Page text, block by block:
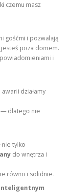
czemu masz
gośćmi i pozwalają
poza domem.
i
działamy
— dlatego nie
nie tylko
do wnętrza i
równo i solidnie.